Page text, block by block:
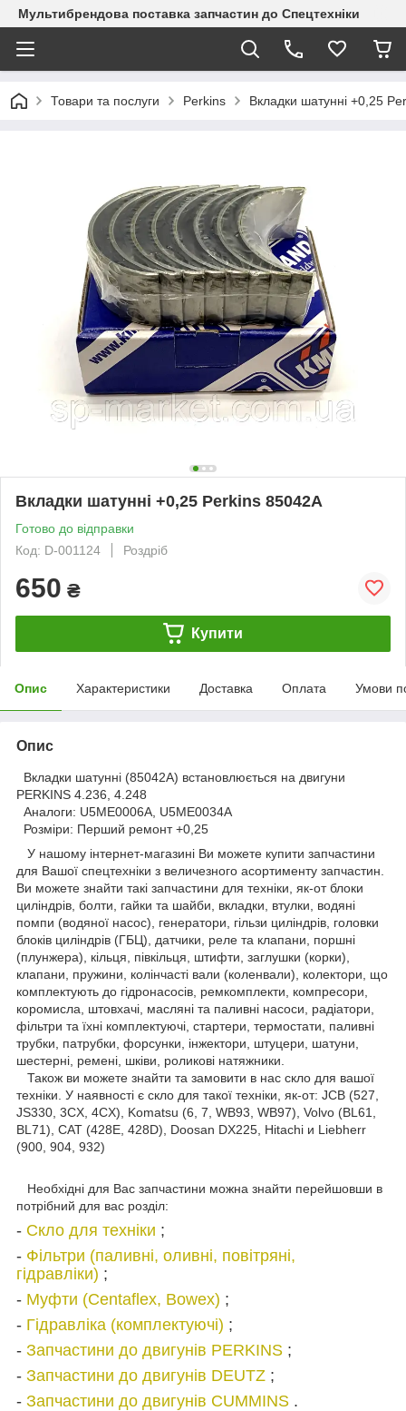
Мультибрендова поставка запчастин до Спецтехніки
Товари та послуги Perkins Вкладки шатунні +0,25
Вкладки шатунні +0,25 Perkins 85042A
Готово до відправки
Код: D-001124
Роздріб
650 ₴
Купити
Опис Характеристики Доставка Оплата Умови
Опис
Вкладки шатунні (85042A) встановлюється на двигуни
PERKINS 4.236, 4.248
Аналоги: U5ME0006A, U5ME0034A
Розміри: Перший ремонт +0,25
У нашому інтернет-магазині Ви можете купити запчастини
для Вашої спецтехніки з величезного асортименту запчастин.
Ви можете знайти такі запчастини для техніки, як-от блоки
циліндрів, болти, гайки та шайби, вкладки, втулки, водяні
помпи (водяної насос), генератори, гільзи циліндрів, головки
блоків циліндрів (ГБЦ), датчики, реле та клапани, поршні
(плунжера), кільця, півкільця, штифти, заглушки (корки),
клапани, пружини, колінчасті вали (коленвали), колектори, що
комплектують до гідронасосів, ремкомплекти, компресори,
коромисла, штовхачі, масляні та паливні насоси, радіатори,
фільтри та їхні комплектуючі, стартери, термостати, паливні
трубки, патрубки, форсунки, інжектори, штуцери, шатуни,
шестерні, ремені, шківи, роликові натяжники.
Також ви можете знайти та замовити в нас скло для вашої
техніки. У наявності є скло для такої техніки, як-от: JCB (527,
JS330, 3CX, 4CX), Komatsu (6, 7, WB93, WB97), Volvo (BL61,
BL71), CAT (428E, 428D), Doosan DX225, Hitachi и Liebherr
(900, 904, 932)
Необхідні для Вас запчастини можна знайти перейшовши в
потрібний для вас розділ:
- Скло для техніки ;
- Фільтри (паливні, оливні, повітряні,
гідравліки) ;
- Муфти (Centaflex, Bowex) ;
- Гідравліка (комплектуючі) ;
- Запчастини до двигунів PERKINS ;
- Запчастини до двигунів DEUTZ ;
- Запчастини до двигунів CUMMINS .